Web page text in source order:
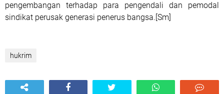
pengembangan terhadap para pengendali dan pemodal
sindikat perusak generasi penerus bangsa.[Sm]
hukrim